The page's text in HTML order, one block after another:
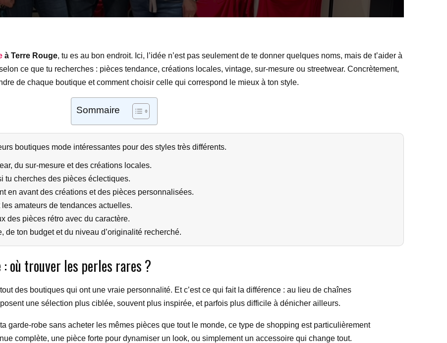
à Terre Rouge, tu es au bon endroit. Ici, l’idée n’est pas seulement de te donner quelques noms, mais de t’aider à
ce que tu recherches : pièces tendance, créations locales, vintage, sur-mesure ou streetwear. Concrètement,
de chaque boutique et comment choisir celle qui correspond le mieux à ton style.
Sommaire
boutiques mode intéressantes pour des styles très différents.
du sur-mesure et des créations locales.
tu cherches des pièces éclectiques.
en avant des créations et des pièces personnalisées.
les amateurs de tendances actuelles.
des pièces rétro avec du caractère.
de ton budget et du niveau d’originalité recherché.
: où trouver les perles rares ?
des boutiques qui ont une vraie personnalité. Et c’est ce qui fait la différence : au lieu de chaînes
une sélection plus ciblée, souvent plus inspirée, et parfois plus difficile à dénicher ailleurs.
garde-robe sans acheter les mêmes pièces que tout le monde, ce type de shopping est particulièrement
complète, une pièce forte pour dynamiser un look, ou simplement un accessoire qui change tout.